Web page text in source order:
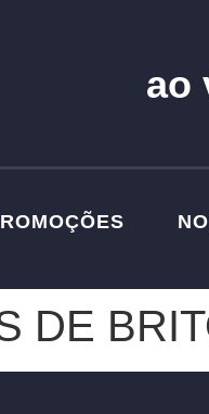
ao
DE